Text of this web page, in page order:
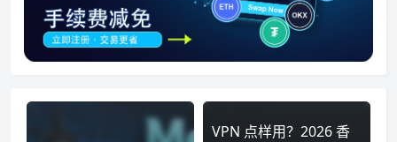
VPN 点样用？2026 香